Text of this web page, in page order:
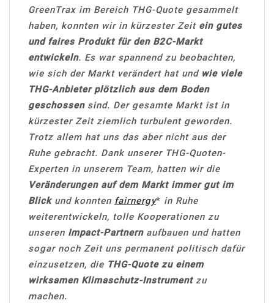
GreenTrax im Bereich THG-Quote gesammelt
haben, konnten wir in kürzester Zeit ein gutes
und faires Produkt für den B2C-Markt
entwickeln. Es war spannend zu beobachten,
wie sich der Markt verändert hat und wie viele
THG-Anbieter plötzlich aus dem Boden
geschossensind. Der gesamte Markt ist in
kürzester Zeit ziemlich turbulent geworden.
Trotz allem hat uns das aber nicht aus der
Ruhe gebracht. Dank unserer THG-Quoten-
Experten in unserem Team, hatten wir die
Veränderungen auf dem Markt immer gut im
Blickund konnten fairnergy* in Ruhe
weiterentwickeln, tolle Kooperationen zu
unseren Impact-Partnernaufbauen und hatten
sogar noch Zeit uns permanent politisch dafür
einzusetzen, die THG-Quote zu einem
wirksamen Klimaschutz-Instrument zu
machen.